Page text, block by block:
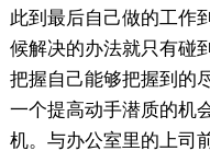
此到最后自己做的工作
候解决的办法就只有碰
把握自己能够把握到的
一个提高动手潜质的机
机。与办公室里的上司